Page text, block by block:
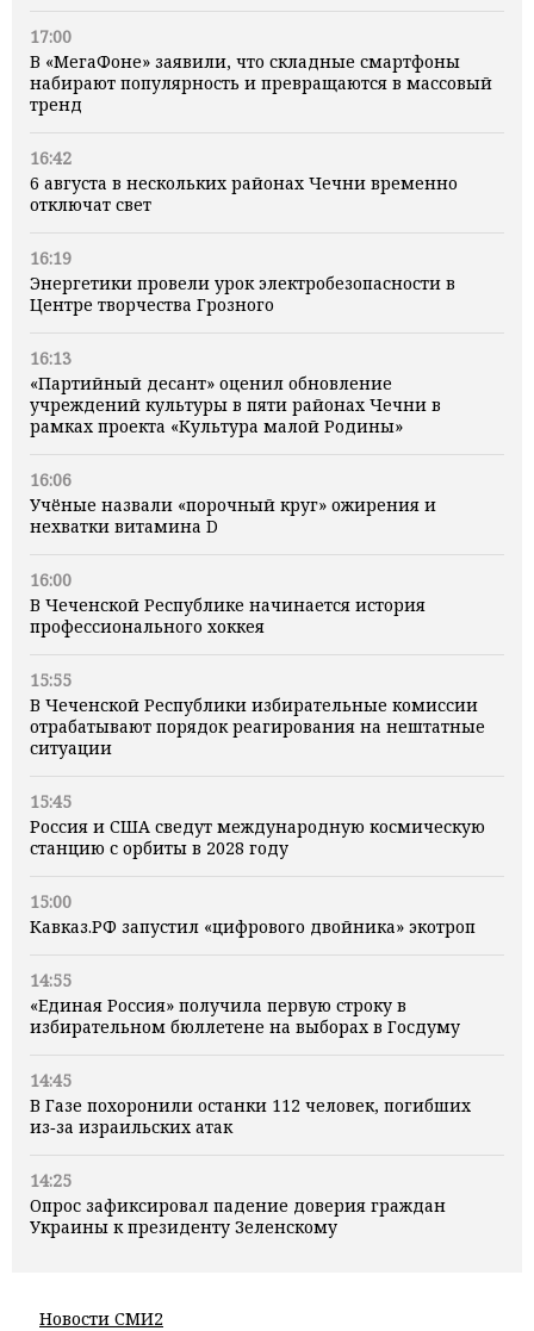
17:00
В «МегаФоне» заявили, что складные смартфоны
набирают популярность и превращаются в массовый
тренд
16:42
6 августа в нескольких районах Чечни временно
отключат свет
16:19
Энергетики провели урок электробезопасности в
Центре творчества Грозного
16:13
«Партийный десант» оценил обновление
учреждений культуры в пяти районах Чечни в
рамках проекта «Культура малой Родины»
16:06
Учёные назвали «порочный круг» ожирения и
нехватки витамина D
16:00
В Чеченской Республике начинается история
профессионального хоккея
15:55
В Чеченской Республики избирательные комиссии
отрабатывают порядок реагирования на нештатные
ситуации
15:45
Россия и США сведут международную космическую
станцию с орбиты в 2028 году
15:00
Кавказ.РФ запустил «цифрового двойника» экотроп
14:55
«Единая Россия» получила первую строку в
избирательном бюллетене на выборах в Госдуму
14:45
В Газе похоронили останки 112 человек, погибших
из‑за израильских атак
14:25
Опрос зафиксировал падение доверия граждан
Украины к президенту Зеленскому
Новости СМИ2